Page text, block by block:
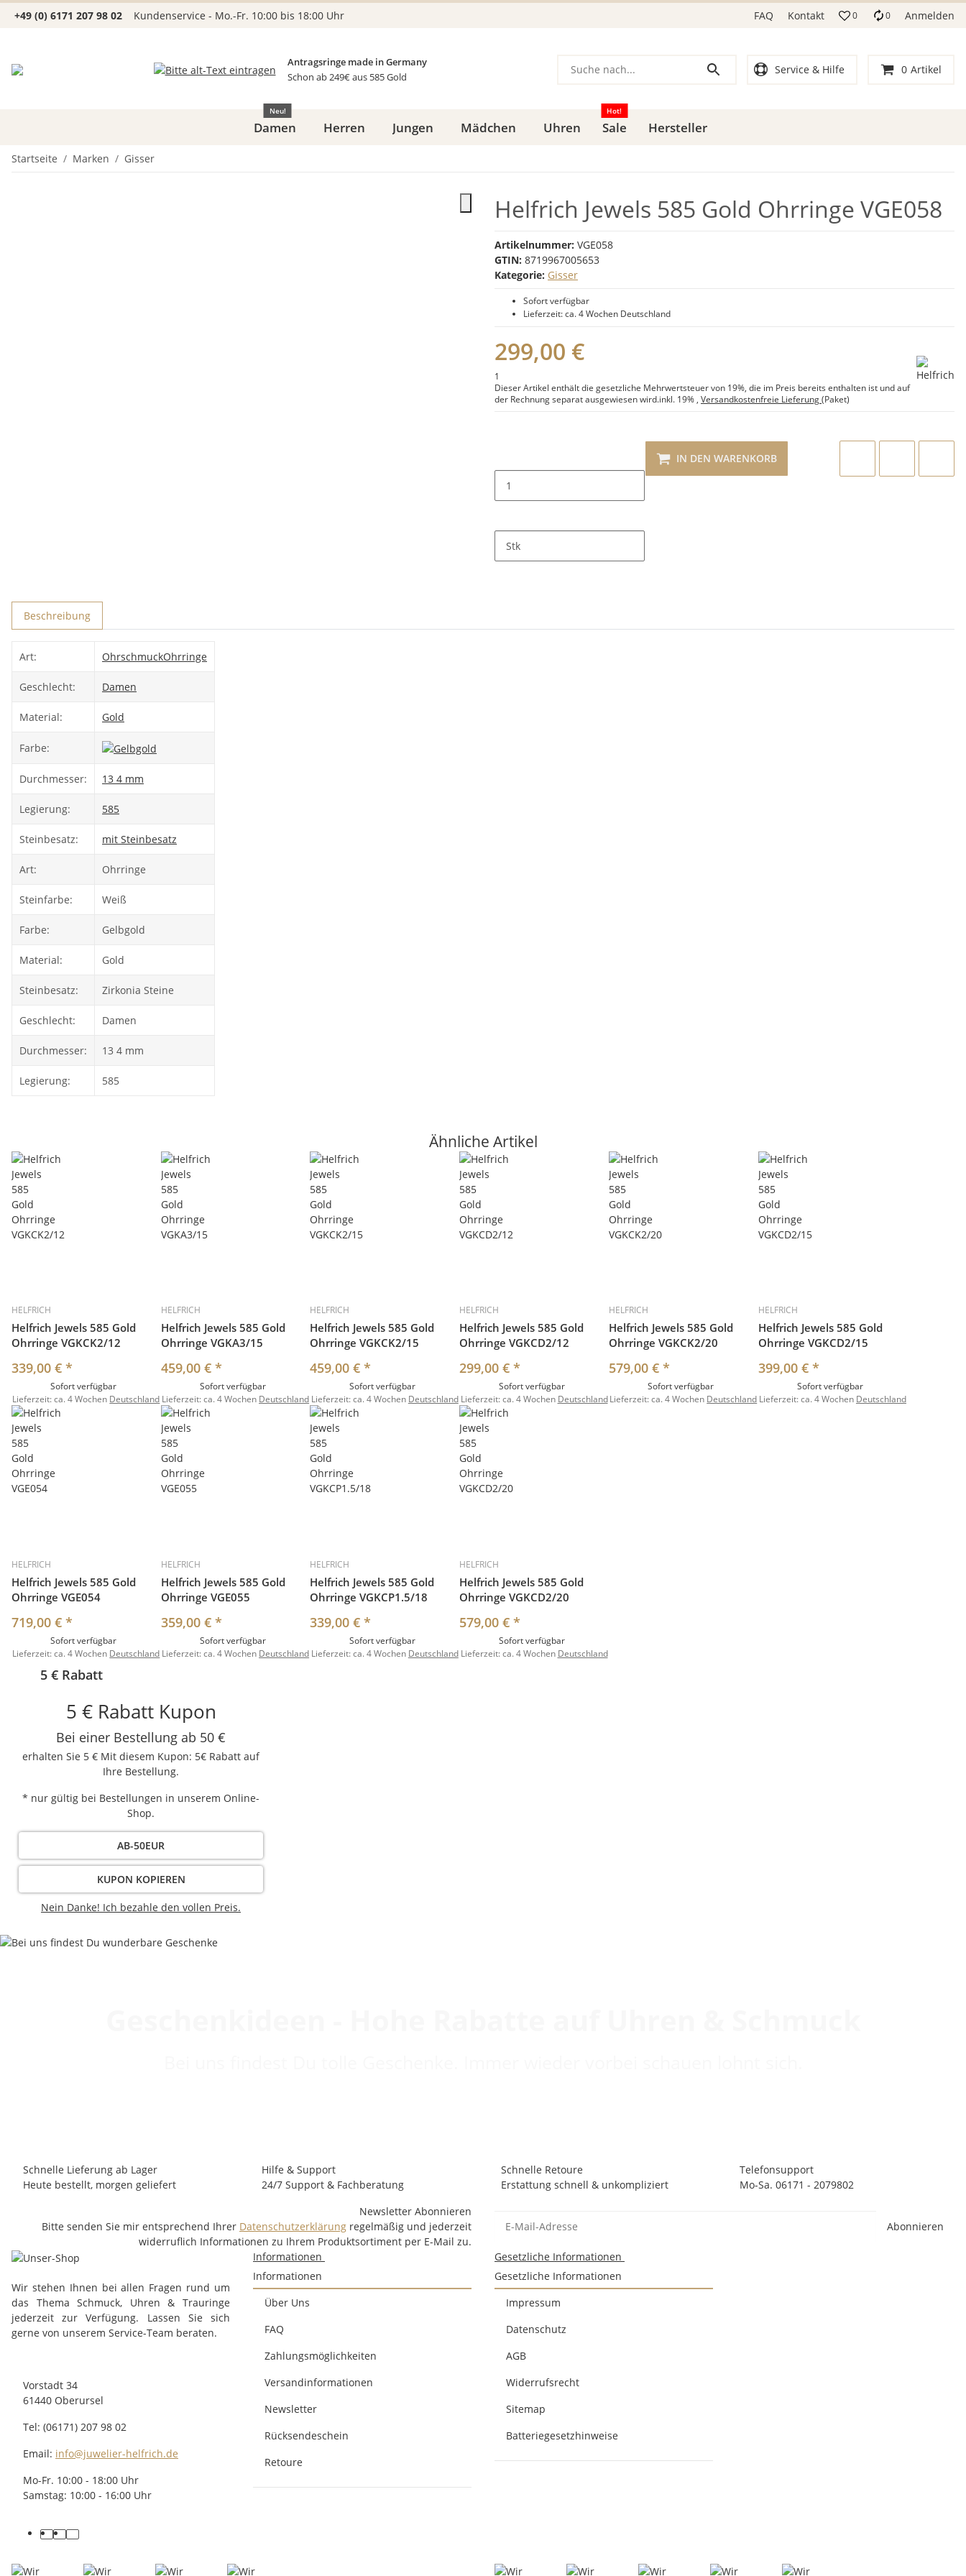
+49 (0) 6171 207 98 02 Kundenservice - Mo.-Fr. 10:00 bis 18:00 Uhr FAQ Kontakt 0 0 Anmelden
Antragsringe made in Germany
Schon ab 249€ aus 585 Gold
Service & Hilfe 0 Artikel
Damen
Neu!
Herren Jungen Mädchen Uhren Sale
Hot!
Hersteller
Startseite Marken Gisser
Helfrich Jewels 585 Gold Ohrringe VGE058
Artikelnummer: VGE058
GTIN: 8719967005653
Kategorie: Gisser
Sofort verfügbar
Lieferzeit:ca. 4 Wochen Deutschland
299,00 €
1
Dieser Artikel enthält die gesetzliche Mehrwertsteuer von 19%, die im Preis bereits enthalten ist und auf
der Rechnung separat ausgewiesen wird.inkl. 19% , Versandkostenfreie Lieferung(Paket)
Stk
IN DEN WARENKORB
Beschreibung
Art: OhrschmuckOhrringe
Geschlecht: Damen
Material: Gold
Farbe:
Durchmesser: 13 4 mm
Legierung: 585
Steinbesatz: mit Steinbesatz
Art: Ohrringe
Steinfarbe: Weiß
Farbe: Gelbgold
Material: Gold
Steinbesatz: Zirkonia Steine
Geschlecht: Damen
Durchmesser: 13 4 mm
Legierung: 585
Ähnliche Artikel
HELFRICH
Helfrich Jewels 585 Gold
Ohrringe VGKCK2/12
339,00 € *
Sofort verfügbar
Lieferzeit:ca. 4 Wochen Deutschland
HELFRICH
Helfrich Jewels 585 Gold
Ohrringe VGKA3/15
459,00 € *
Sofort verfügbar
Lieferzeit:ca. 4 Wochen Deutschland
HELFRICH
Helfrich Jewels 585 Gold
Ohrringe VGKCK2/15
459,00 €*
Sofort verfügbar
Lieferzeit:ca. 4 Wochen Deutschland
HELFRICH
Helfrich Jewels 585 Gold
Ohrringe VGKCD2/12
299,00 €*
Sofort verfügbar
Lieferzeit:ca. 4 Wochen Deutschland
HELFRICH
Helfrich Jewels 585 Gold
Ohrringe VGKCK2/20
579,00 € *
Sofort verfügbar
Lieferzeit:ca. 4 Wochen Deutschland
HELFRICH
Helfrich Jewels 585 Gold
Ohrringe VGKCD2/15
399,00 € *
Sofort verfügbar
Lieferzeit:ca. 4 Wochen Deutschland
HELFRICH
Helfrich Jewels 585 Gold
Ohrringe VGE054
719,00 € *
Sofort verfügbar
Lieferzeit:ca. 4 Wochen Deutschland
HELFRICH
Helfrich Jewels 585 Gold
Ohrringe VGE055
359,00 € *
Sofort verfügbar
Lieferzeit:ca. 4 Wochen Deutschland
HELFRICH
Helfrich Jewels 585 Gold
Ohrringe VGKCP1.5/18
339,00 €*
Sofort verfügbar
Lieferzeit:ca. 4 Wochen Deutschland
HELFRICH
Helfrich Jewels 585 Gold
Ohrringe VGKCD2/20
579,00 €*
Sofort verfügbar
Lieferzeit:ca. 4 Wochen Deutschland
5 € Rabatt
5 € Rabatt Kupon
Bei einer Bestellung ab 50 €
erhalten Sie 5 € Mit diesem Kupon: 5€ Rabatt auf
Ihre Bestellung.
* nur gültig bei Bestellungen in unserem Online-
Shop.
AB-50EUR
KUPON KOPIEREN
Nein Danke! Ich bezahle den vollen Preis.
Schnelle Lieferung ab Lager
Heute bestellt, morgen geliefert
Hilfe & Support
24/7 Support & Fachberatung
Schnelle Retoure
Erstattung schnell & unkompliziert
Telefonsupport
Mo-Sa. 06171 - 2079802
Newsletter Abonnieren
Bitte senden Sie mir entsprechend Ihrer Datenschutzerklärung regelmäßig und jederzeit
widerruflich Informationen zu Ihrem Produktsortiment per E-Mail zu.
Abonnieren
Wir stehen Ihnen bei allen Fragen rund um
das Thema Schmuck, Uhren & Trauringe
jederzeit zur Verfügung. Lassen Sie sich
gerne von unserem Service-Team beraten.
Vorstadt 34
61440 Oberursel
Tel: (06171) 207 98 02
Email: info@juwelier-helfrich.de
Mo-Fr. 10:00 - 18:00 Uhr
Samstag: 10:00 - 16:00 Uhr
Informationen
Informationen
Über Uns
FAQ
Zahlungsmöglichkeiten
Versandinformationen
Newsletter
Rücksendeschein
Retoure
Gesetzliche Informationen
Gesetzliche Informationen
Impressum
Datenschutz
AGB
Widerrufsrecht
Sitemap
Batteriegesetzhinweise